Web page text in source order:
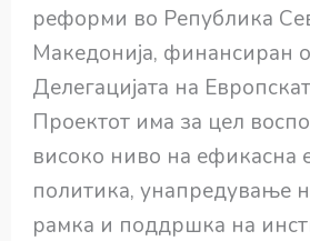
реформи во Република
Македонија, финансиран
Делегацијата на
Проектот има за цел
високо ниво на ефикасна
политика, унапредување
рамка и поддршка на